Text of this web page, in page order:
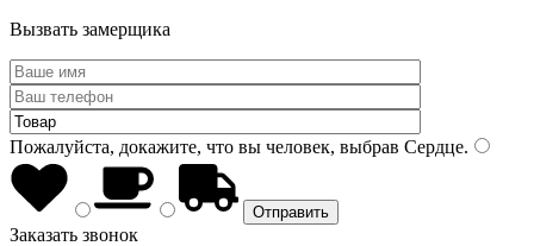
Вызвать замерщика
Пожалуйста, докажите, что вы человек, выбрав Сердце.
Заказать звонок